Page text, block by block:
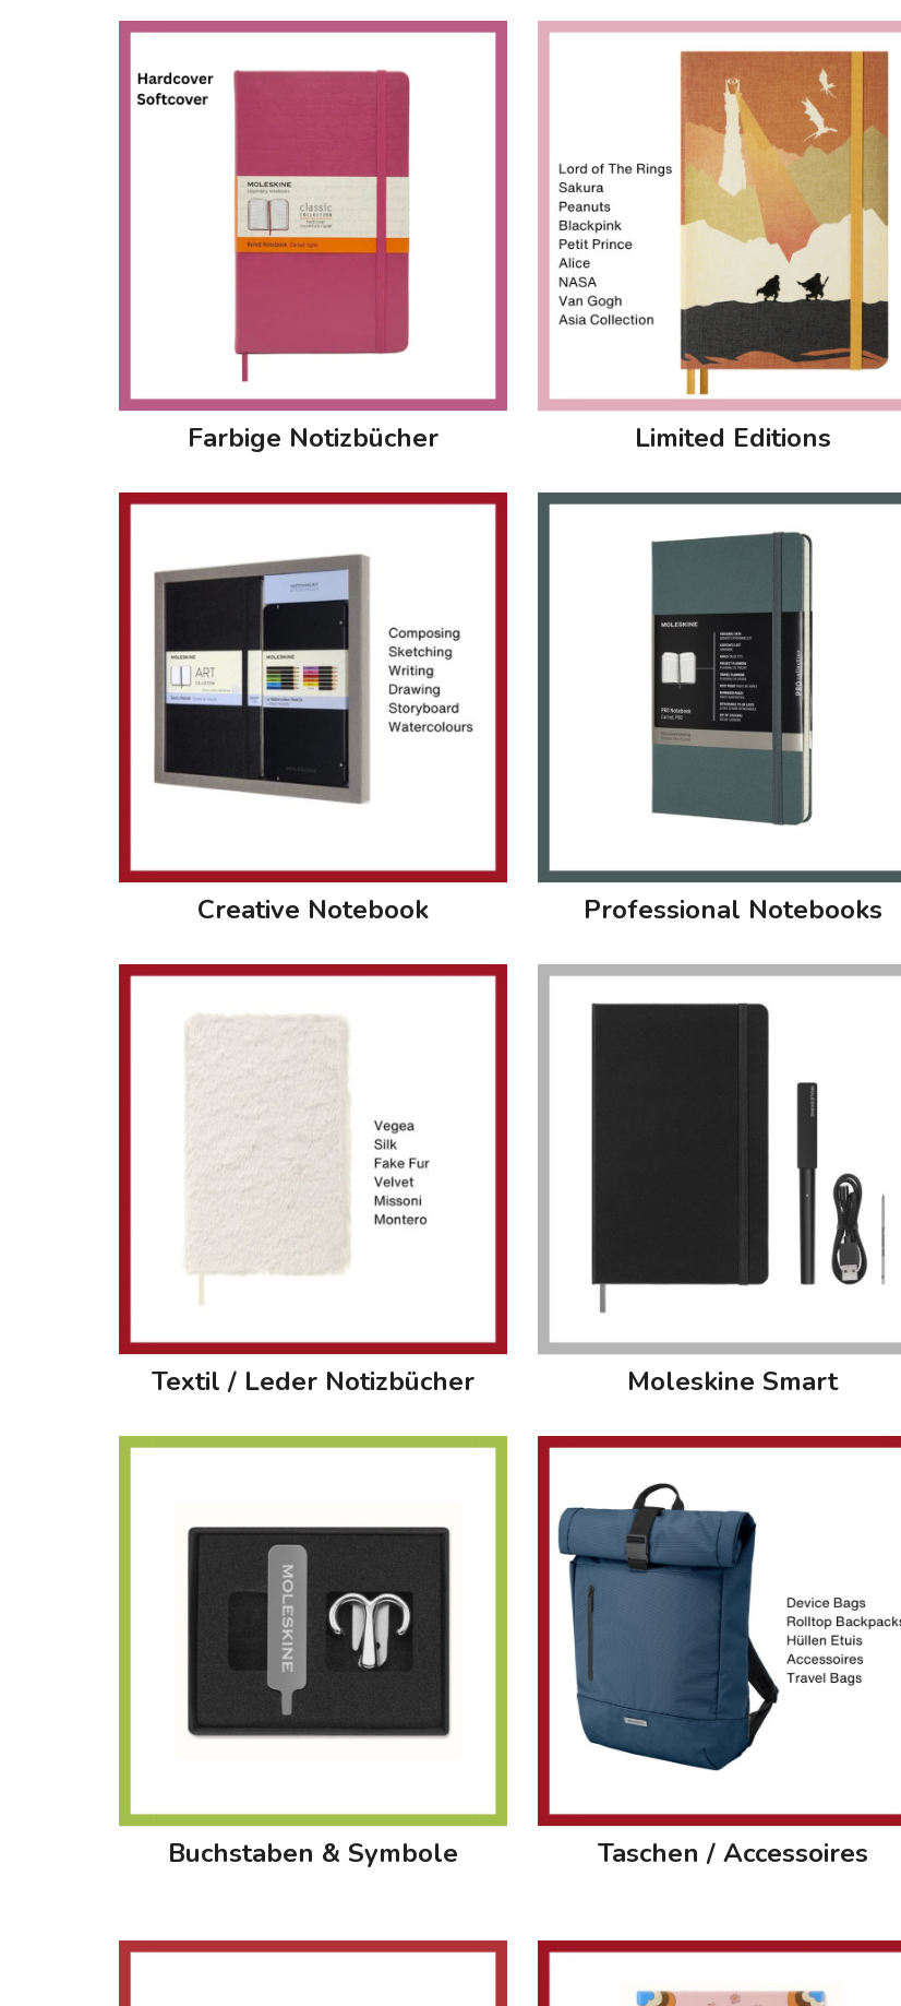
Farbige Notizbücher Limited Editions
Creative Notebook Professional Notebooks
Textil / Leder Notizbücher Moleskine Smart
Buchstaben & Symbole Taschen / Accessoires